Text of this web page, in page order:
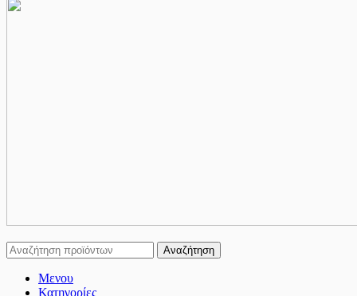
Αναζήτηση
Μενου
Κατηγορίες